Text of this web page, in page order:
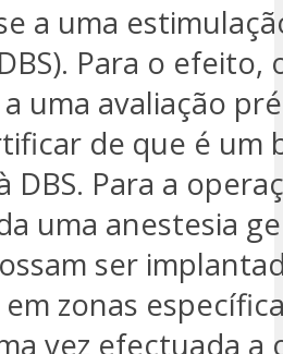
a uma
Para o efeito,
uma avaliação
de que é um
DBS. Para a
uma anestesia
ser
zonas
vez efectuada a